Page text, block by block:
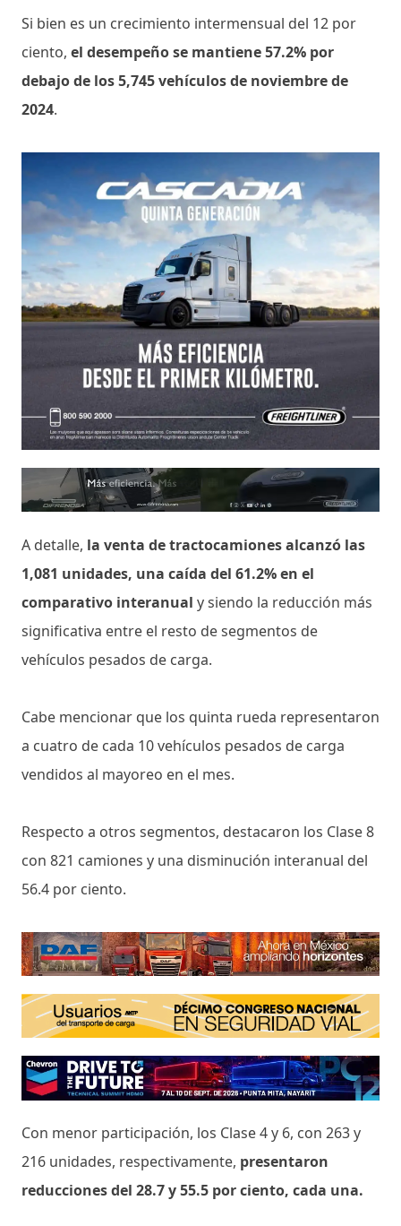
Si bien es un crecimiento intermensual del 12 por
ciento, el desempeño se mantiene 57.2% por
debajo de los 5,745 vehículos de noviembre de
2024.
A detalle, la venta de tractocamiones alcanzó las
1,081 unidades, una caída del 61.2% en el
comparativo interanual y siendo la reducción más
significativa entre el resto de segmentos de
vehículos pesados de carga.
Cabe mencionar que los quinta rueda representaron
a cuatro de cada 10 vehículos pesados de carga
vendidos al mayoreo en el mes.
Respecto a otros segmentos, destacaron los Clase 8
con 821 camiones y una disminución interanual del
56.4 por ciento.
Con menor participación, los Clase 4 y 6, con 263 y
216 unidades, respectivamente, presentaron
reducciones del 28.7 y 55.5 por ciento, cada una.